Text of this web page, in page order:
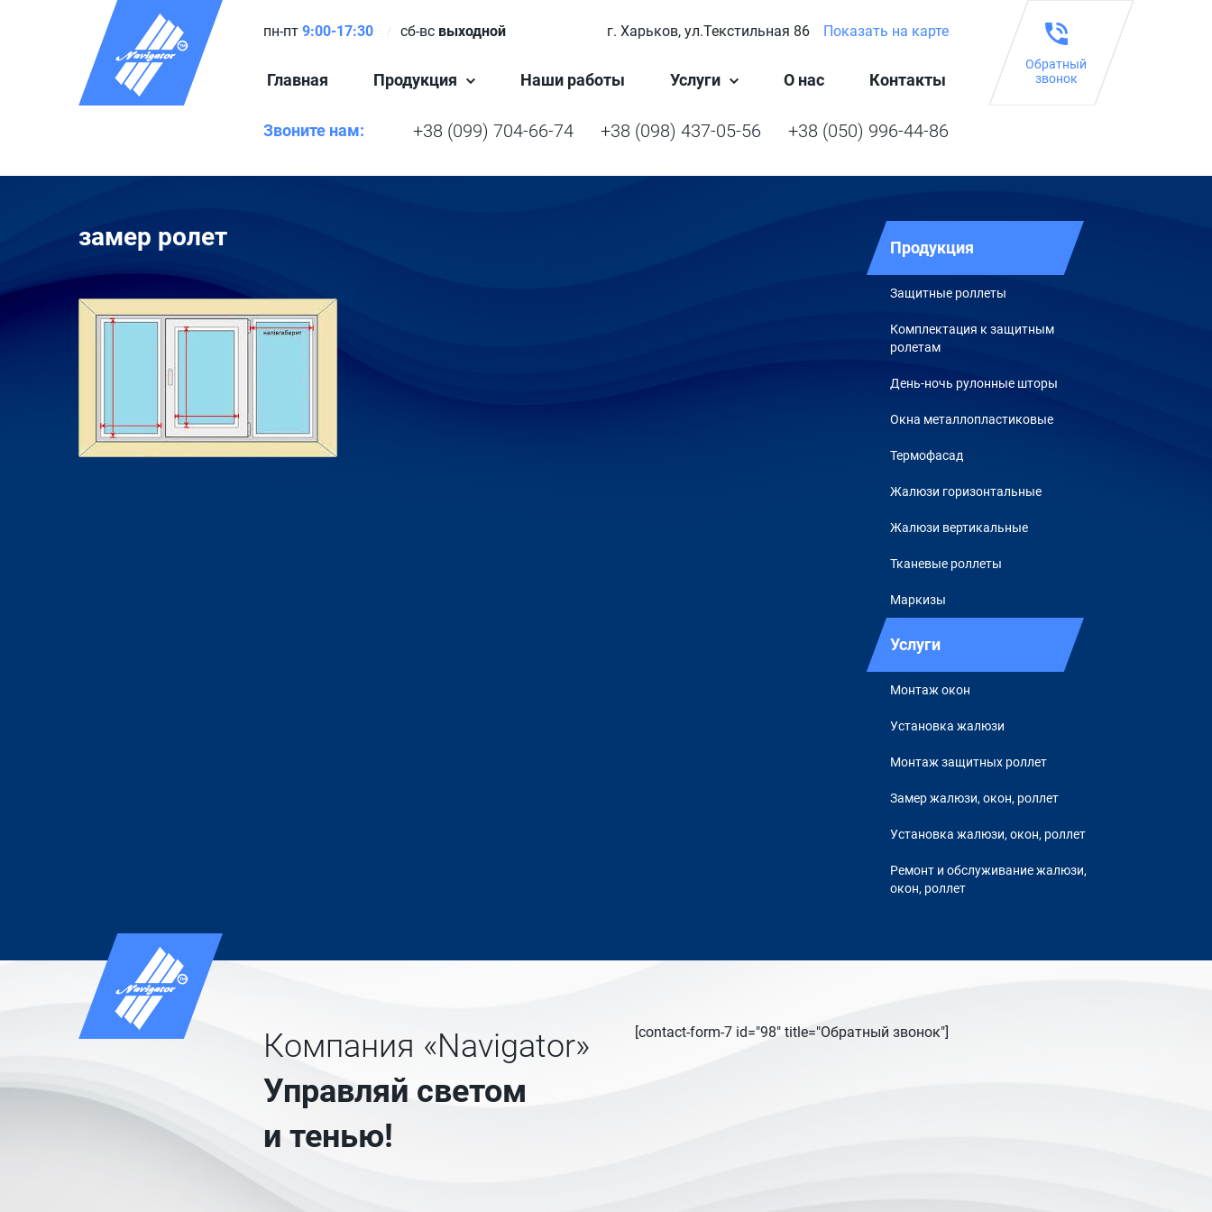
пн-пт 9:00-17:30 сб-вс выходной г. Харьков, ул.Текстильная 86 Показать на карте
Главная Продукция Наши работы Услуги О нас Контакты
Звоните нам: +38 (050) 996-44-86
+38 (098) 437-05-56
+38 (099) 704-66-74
Обратный
звонок
замер ролет Продукция
Защитные роллеты
Комплектация к защитным
ролетам
День-ночь рулонные шторы
Окна металлопластиковые
Термофасад
Жалюзи горизонтальные
Жалюзи вертикальные
Тканевые роллеты
Маркизы
Услуги
Монтаж окон
Установка жалюзи
Монтаж защитных роллет
Замер жалюзи, окон, роллет
Установка жалюзи, окон, роллет
Ремонт и обслуживание жалюзи,
окон, роллет
Компания «Navigator»
Управляй светом
и тенью!
[contact-form-7 id="98" title="Обратный звонок"]